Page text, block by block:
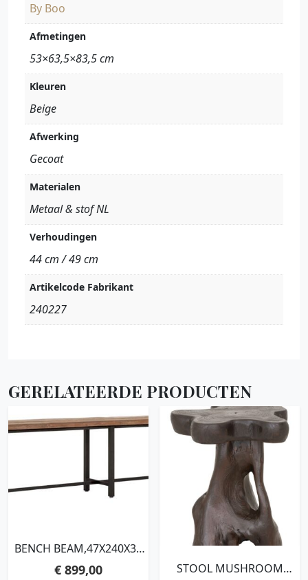
By Boo
Afmetingen
53×63,5×83,5 cm
Kleuren
Beige
Afwerking
Gecoat
Materialen
Metaal & stof NL
Verhoudingen
44 cm / 49 cm
Artikelcode Fabrikant
240227
GERELATEERDE PRODUCTEN
BENCH BEAM,47X240X35
TEAKWOOD TOP
€899,00
STOOL MUSHROOM